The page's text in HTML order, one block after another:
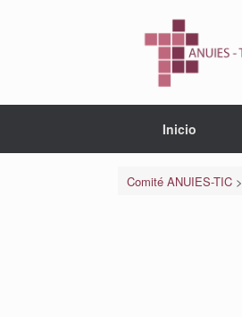
Inicio
Comité ANUIES-TIC>